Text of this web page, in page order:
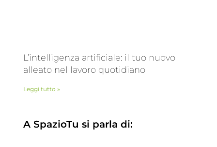
L’intelligenza artificiale: il tuo nuovo
alleato nel lavoro quotidiano
Leggi tutto »
A SpazioTu si parla di: